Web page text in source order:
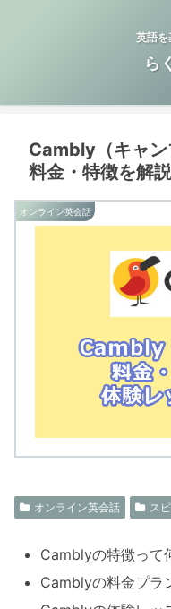
英語を
ら
Cambly（キャン
料金・特徴を解
オンライン英会話
オンライン英会話 ス
Camblyの特徴って
Camblyの料金プラ